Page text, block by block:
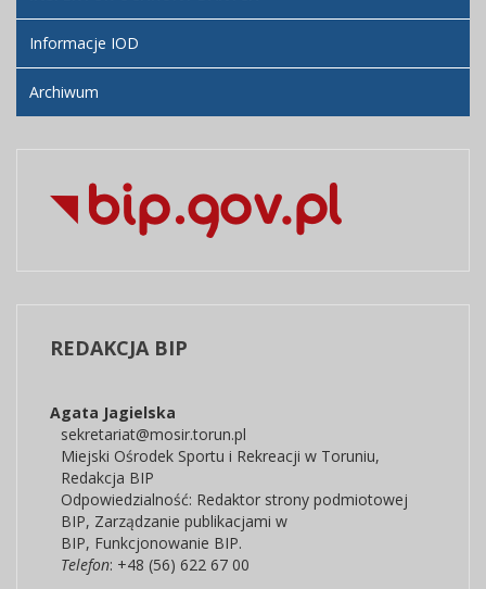
Informacje IOD
Archiwum
REDAKCJABIP
Agata Jagielska
sekretariat@mosir.torun.pl
Miejski Ośrodek Sportu i Rekreacji w Toruniu,
Redakcja BIP
Odpowiedzialność: Redaktor strony podmiotowej
BIP, Zarządzanie publikacjami w
BIP, Funkcjonowanie BIP.
Telefon: +48 (56) 622 67 00